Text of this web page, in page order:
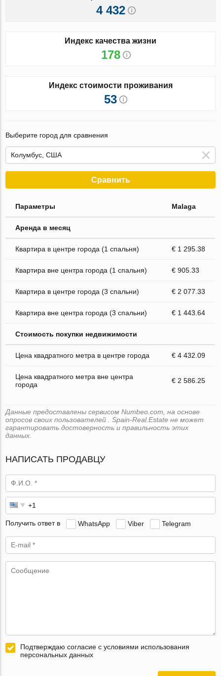
4 432
Индекс качества жизни
178
Индекс стоимости проживания
53
Выберите город для сравнения
Сравнить
Параметры Malaga
Аренда в месяц
Квартира в центре города (1 спальня) € 1 295.38
Квартира вне центра города (1 спальня) € 905.33
Квартира в центре города (3 спальни) € 2 077.33
Квартира вне центра города (3 спальни) € 1 443.64
Стоимость покупки недвижимости
Цена квадратного метра в центре города € 4 432.09
Цена квадратного метра вне центра
города
€ 2 586.25
Данные предоставлены сервисом Numbeo.com, на основе
опросов своих пользователей . Spain-Real.Estate не может
гарантировать достоверность и правильность этих
данных.
НАПИСАТЬ ПРОДАВЦУ
Получить ответ в WhatsApp Viber Telegram
Подтверждаю согласие с условиями использования
персональных данных